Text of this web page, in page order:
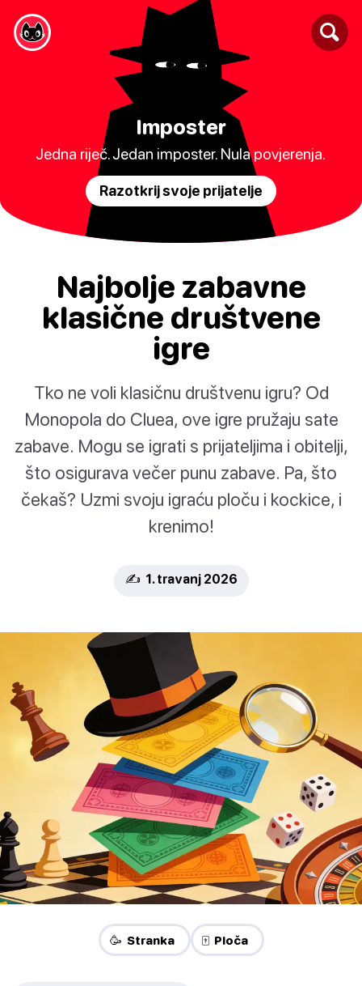
Imposter
Jedna riječ. Jedan imposter. Nula povjerenja.
Razotkrij svoje prijatelje
Najbolje zabavne
klasične društvene
igre
Tko ne voli klasičnu društvenu igru? Od
Monopola do Cluea, ove igre pružaju sate
zabave. Mogu se igrati s prijateljima i obitelji,
što osigurava večer punu zabave. Pa, što
čekaš? Uzmi svoju igraću ploču i kockice, i
krenimo!
✍️ 1. travanj 2026
🥳 Stranka 🀄 Ploča